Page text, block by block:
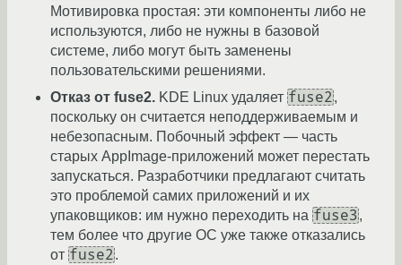
Мотивировка простая: эти компоненты либо не
используются, либо не нужны в базовой
системе, либо могут быть заменены
пользовательскими решениями.
Отказ от fuse2. KDE Linux удаляет fuse2,
поскольку он считается неподдерживаемым и
небезопасным. Побочный эффект — часть
старых AppImage-приложений может перестать
запускаться. Разработчики предлагают считать
это проблемой самих приложений и их
упаковщиков: им нужно переходить на fuse3,
тем более что другие ОС уже также отказались
от fuse2.